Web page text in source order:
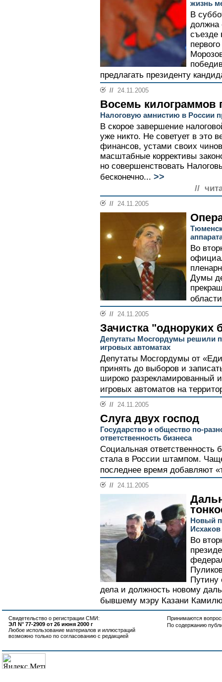
жизнь
В
должна
съезде
предлагать президенту
// 24.11.2005
Восемь килограммов
Налоговую амнистию в России
В скорое завершение
уже никто. Не советует в это
финансов, устами своих
масштабные коррективы
но совершенствовать
бесконечно... >>
//
// 24.11.2005
Во
Думы
// 24.11.2005
Зачистка "одноруких
Депутаты Мосгордумы решили
игровых автоматах
Депутаты Мосгордумы от
принять до выборов и
широко разрекламированный
игровых автоматов на
// 24.11.2005
Слуга двух господ
Государство и общество по-
ответственность бизнеса
Социальная ответственность
стала в России штампом.
последнее время добавляют
// 24.11.2005
Новый
Во
Путину
дела и должность новому
бывшему мэру Казани Камилю
Свидетельство о регистрации СМИ:
ЭЛ N° 77-2909 от 26 июня 2000 г
Любое использование материалов и иллюстраций
возможно только по согласованию с редакцией
Принимаются
По содержанию